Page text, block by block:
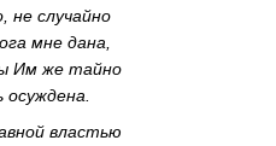
не случайно
мне дана,
Им же тайно
осуждена.
властью